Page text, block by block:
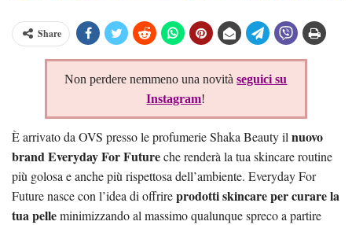
Share
Non perdere nemmeno una novitàseguici su
Instagram!
È arrivato da OVS presso le profumerie Shaka Beauty il nuovo
brand Everyday For Futureche renderà la tua skincare routine
più golosa e anche più rispettosa dell’ambiente. Everyday For
Future nasce con l’idea di offrireprodotti skincare per curare la
tua pelleminimizzando al massimo qualunque spreco a partire